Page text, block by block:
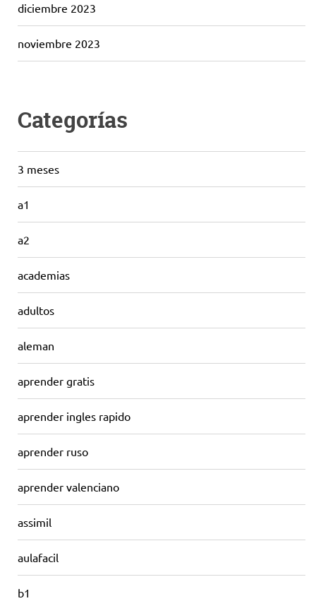
diciembre 2023
noviembre 2023
Categorías
3 meses
a1
a2
academias
adultos
aleman
aprender gratis
aprender ingles rapido
aprender ruso
aprender valenciano
assimil
aulafacil
b1